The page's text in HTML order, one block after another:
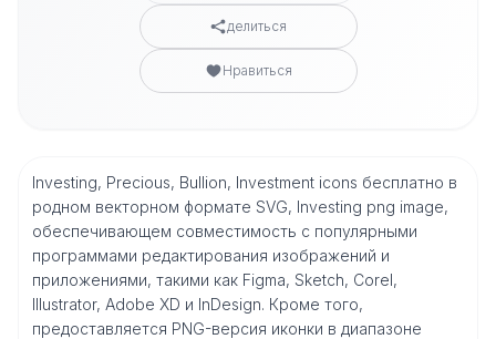
делиться
Нравиться
Investing, Precious, Bullion, Investment icons бесплатно в
родном векторном формате SVG, Investing png image,
обеспечивающем совместимость с популярными
программами редактирования изображений и
приложениями, такими как Figma, Sketch, Corel,
Illustrator, Adobe XD и InDesign. Кроме того,
предоставляется PNG-версия иконки в диапазоне